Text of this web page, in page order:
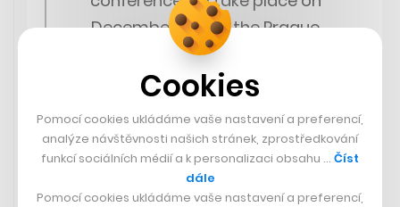
December 8-9 at the Prague
Congress Centre. 2 days full of
talks by 80+ speakers, workshops,
indie teams and 3 gamedev
parties await you!#GDS2023
pic.twitter.com/C5Iu3KSXkI
Cookies
Pomocí cookies ukládáme vaše nastavení a preferencí,
analýze návštěvnosti našich stránek, zprostředkování
funkcí sociálních médií a k personalizaci obsahu … Číst
dále
Pomocí cookies ukládáme vaše nastavení a preferencí,